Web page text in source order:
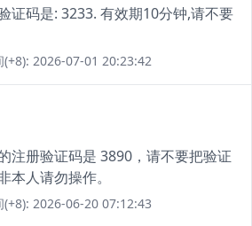
证码是: 3233. 有效期10分钟,请不要
2026-07-01 20:23:42
注册验证码是 3890，请不要把验证
本人请勿操作。
2026-06-20 07:12:43